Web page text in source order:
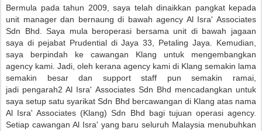
Bermula pada tahun 2009, saya telah dinaikkan pangkat kepada
unit manager dan bernaung di bawah agency Al Isra' Associates
Sdn Bhd. Saya mula beroperasi bersama unit di bawah jagaan
saya di pejabat Prudential di Jaya 33, Petaling Jaya. Kemudian,
saya berpindah ke cawangan Klang untuk mengembangkan
agency kami. Jadi, oleh kerana agency kami di Klang semakin lama
semakin besar dan support staff pun semakin ramai,
jadi pengarah2 Al Isra' Associates Sdn Bhd mencadangkan untuk
saya setup satu syarikat Sdn Bhd bercawangan di Klang atas nama
Al Isra' Associates (Klang) Sdn Bhd bagi tujuan operasi agency.
Setiap cawangan Al Isra' yang baru seluruh Malaysia menubuhkan